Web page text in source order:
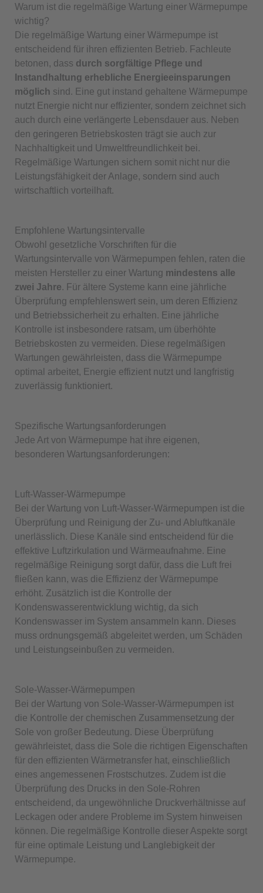
Warum ist die regelmäßige Wartung einer Wärmepumpe
wichtig?
Die regelmäßige Wartung einer Wärmepumpe ist
entscheidend für ihren effizienten Betrieb. Fachleute
betonen, dass durch sorgfältige Pflege und
Instandhaltung erhebliche Energieeinsparungen
möglich sind. Eine gut instand gehaltene Wärmepumpe
nutzt Energie nicht nur effizienter, sondern zeichnet sich
auch durch eine verlängerte Lebensdauer aus. Neben
den geringeren Betriebskosten trägt sie auch zur
Nachhaltigkeit und Umweltfreundlichkeit bei.
Regelmäßige Wartungen sichern somit nicht nur die
Leistungsfähigkeit der Anlage, sondern sind auch
wirtschaftlich vorteilhaft.
Empfohlene Wartungsintervalle
Obwohl gesetzliche Vorschriften für die
Wartungsintervalle von Wärmepumpen fehlen, raten die
meisten Hersteller zu einer Wartung mindestens alle
zwei Jahre. Für ältere Systeme kann eine jährliche
Überprüfung empfehlenswert sein, um deren Effizienz
und Betriebssicherheit zu erhalten. Eine jährliche
Kontrolle ist insbesondere ratsam, um überhöhte
Betriebskosten zu vermeiden. Diese regelmäßigen
Wartungen gewährleisten, dass die Wärmepumpe
optimal arbeitet, Energie effizient nutzt und langfristig
zuverlässig funktioniert.
Spezifische Wartungsanforderungen
Jede Art von Wärmepumpe hat ihre eigenen,
besonderen Wartungsanforderungen:
Luft-Wasser-Wärmepumpe
Bei der Wartung von Luft-Wasser-Wärmepumpen ist die
Überprüfung und Reinigung der Zu- und Abluftkanäle
unerlässlich. Diese Kanäle sind entscheidend für die
effektive Luftzirkulation und Wärmeaufnahme. Eine
regelmäßige Reinigung sorgt dafür, dass die Luft frei
fließen kann, was die Effizienz der Wärmepumpe
erhöht. Zusätzlich ist die Kontrolle der
Kondenswasserentwicklung wichtig, da sich
Kondenswasser im System ansammeln kann. Dieses
muss ordnungsgemäß abgeleitet werden, um Schäden
und Leistungseinbußen zu vermeiden.
Sole-Wasser-Wärmepumpen
Bei der Wartung von Sole-Wasser-Wärmepumpen ist
die Kontrolle der chemischen Zusammensetzung der
Sole von großer Bedeutung. Diese Überprüfung
gewährleistet, dass die Sole die richtigen Eigenschaften
für den effizienten Wärmetransfer hat, einschließlich
eines angemessenen Frostschutzes. Zudem ist die
Überprüfung des Drucks in den Sole-Rohren
entscheidend, da ungewöhnliche Druckverhältnisse auf
Leckagen oder andere Probleme im System hinweisen
können. Die regelmäßige Kontrolle dieser Aspekte sorgt
für eine optimale Leistung und Langlebigkeit der
Wärmepumpe.